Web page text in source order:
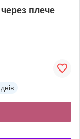
плече